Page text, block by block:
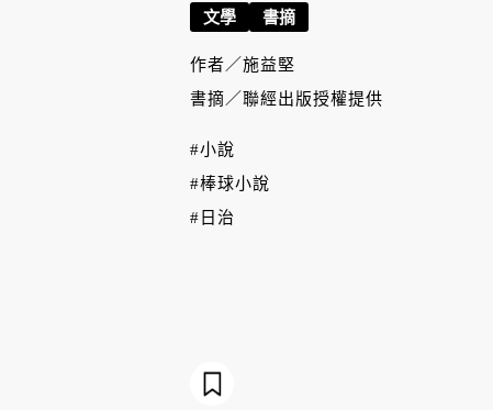
文學 書摘
作者／施益堅
書摘／聯經出版授權提供
#小說
#棒球小說
#日治